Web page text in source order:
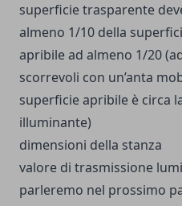
superficie trasparente
almeno 1/10 della
apribile ad almeno 1/20
scorrevoli con un’anta
superficie apribile è circa
illuminante)
dimensioni della stanza
valore di trasmissione
parleremo nel prossimo